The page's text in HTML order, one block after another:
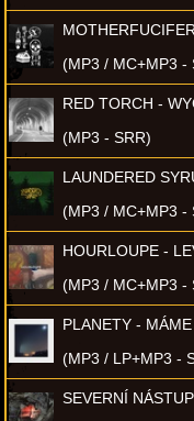
(MP3 / MC+MP3 -
RED TORCH -
(MP3 - SRR)
LAUNDERED
(MP3 / MC+MP3 -
HOURLOUPE -
(MP3 / MC+MP3 -
PLANETY -
(MP3 / LP+MP3 -
SEVERNÍ